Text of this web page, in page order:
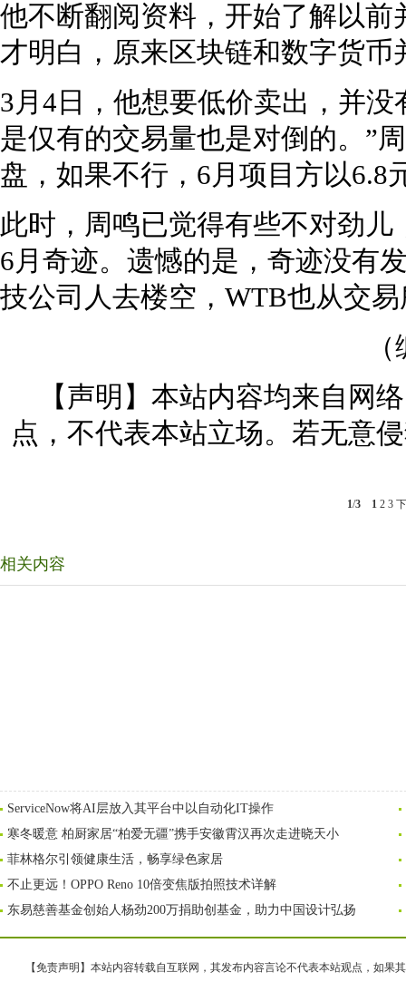
他不断翻阅资料，开始了解以
才明白，原来区块链和数字货币
3月4日，他想要低价卖出，并
是仅有的交易量也是对倒的。”
盘，如果不行，6月项目方以6.8
此时，周鸣已觉得有些不对劲
6月奇迹。遗憾的是，奇迹没有
技公司人去楼空，WTB也从交
【声明】本站内容均来自网
点，不代表本站立场。若无意
1/3 1 2 3
相关内容
ServiceNow将AI层放入其平台中以自动化IT操作
寒冬暖意 柏厨家居“柏爱无疆”携手安徽霄汉再次走进晓天小
菲林格尔引领健康生活，畅享绿色家居
不止更远！OPPO Reno 10倍变焦版拍照技术详解
东易慈善基金创始人杨劲200万捐助创基金，助力中国设计弘扬
【免责声明】本站内容转载自互联网，其发布内容言论不代表本站观点，如果